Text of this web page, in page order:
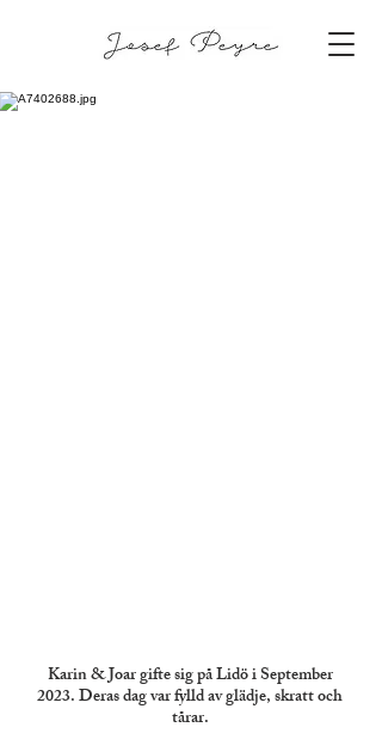
Karin & Joar gifte sig på Lidö i September
2023. Deras dag var fylld av glädje, skratt och
tårar.